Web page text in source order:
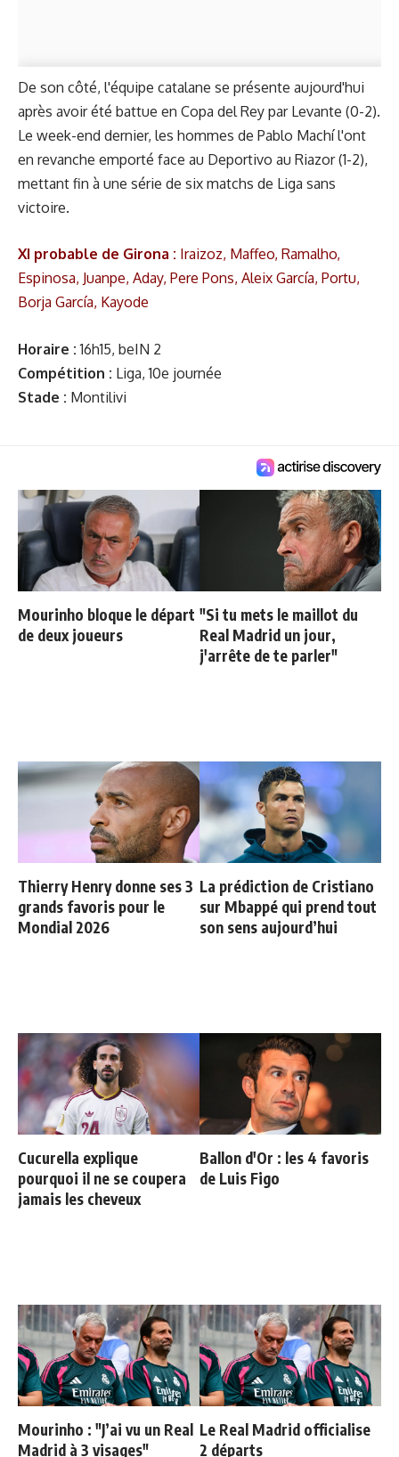
De son côté, l'équipe catalane se présente aujourd'hui
après avoir été battue en Copa del Rey par Levante (0-2).
Le week-end dernier, les hommes de Pablo Machí l'ont
en revanche emporté face au Deportivo au Riazor (1-2),
mettant fin à une série de six matchs de Liga sans
victoire.
XI probable de Girona : Iraizoz, Maffeo, Ramalho,
Espinosa, Juanpe, Aday, Pere Pons, Aleix García, Portu,
Borja García, Kayode
Horaire : 16h15, beIN 2
Compétition : Liga, 10e journée
Stade : Montilivi
Mourinho bloque le départ
de deux joueurs
"Si tu mets le maillot du
Real Madrid un jour,
j'arrête de te parler"
Thierry Henry donne ses 3
grands favoris pour le
Mondial 2026
La prédiction de Cristiano
sur Mbappé qui prend tout
son sens aujourd’hui
Cucurella explique
pourquoi il ne se coupera
jamais les cheveux
Ballon d'Or : les 4 favoris
de Luis Figo
Mourinho : "J’ai vu un Real
Madrid à 3 visages"
Le Real Madrid officialise
2 départs